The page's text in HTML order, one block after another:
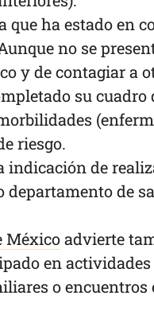
que ha estado en
no se
y de contagiar a
su cuadro
riesgo.
indicación de
departamento de
Méxicoadvierte
en
o